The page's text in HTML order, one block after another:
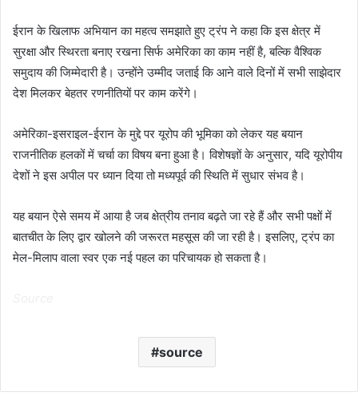
ईरान के खिलाफ अभियान का महत्व समझाते हुए ट्रंप ने कहा कि इस क्षेत्र में
सुरक्षा और स्थिरता बनाए रखना सिर्फ अमेरिका का काम नहीं है, बल्कि वैश्विक
समुदाय की जिम्मेदारी है। उन्होंने उम्मीद जताई कि आने वाले दिनों में सभी साझेदार
देश मिलकर बेहतर रणनीतियों पर काम करेंगे।
अमेरिका-इसराइल-ईरान के मुद्दे पर यूरोप की भूमिका को लेकर यह बयान
राजनीतिक हलकों में चर्चा का विषय बना हुआ है। विशेषज्ञों के अनुसार, यदि यूरोपीय
देशों ने इस अपील पर ध्यान दिया तो मध्यपूर्व की स्थिति में सुधार संभव है।
यह बयान ऐसे समय में आया है जब क्षेत्रीय तनाव बढ़ते जा रहे हैं और सभी पक्षों में
बातचीत के लिए द्वार खोलने की जरूरत महसूस की जा रही है। इसलिए, ट्रंप का
मेल-मिलाप वाला स्वर एक नई पहल का परिचायक हो सकता है।
source